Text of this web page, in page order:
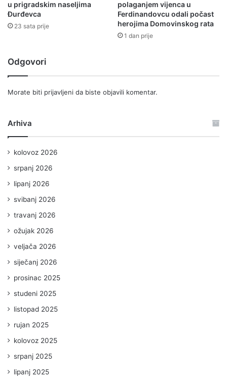
u prigradskim naseljima
Đurđevca
23 sata prije
polaganjem vijenca u
Ferdinandovcu odali počast
herojima Domovinskog rata
1 dan prije
Odgovori
Morate biti prijavljeni da biste objavili komentar.
Arhiva
kolovoz 2026
srpanj 2026
lipanj 2026
svibanj 2026
travanj 2026
ožujak 2026
veljača 2026
siječanj 2026
prosinac 2025
studeni 2025
listopad 2025
rujan 2025
kolovoz 2025
srpanj 2025
lipanj 2025